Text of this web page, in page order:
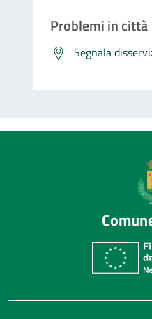
Problemi in città
Segnala